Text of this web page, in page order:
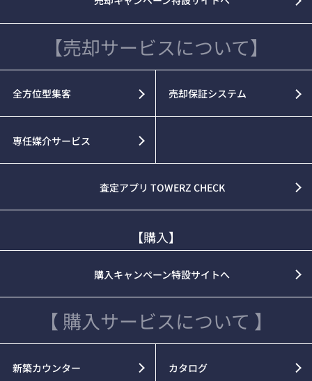
【売却サービスについて】
全方位型集客 売却保証システム
専任媒介サービス
査定アプリ TOWERZ CHECK
【購入】
購入キャンペーン特設サイトへ
【 購入サービスについて 】
新築カウンター カタログ